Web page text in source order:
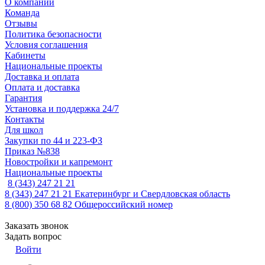
О компании
Команда
Отзывы
Политика безопасности
Условия соглашения
Кабинеты
Национальные проекты
Доставка и оплата
Оплата и доставка
Гарантия
Установка и поддержка 24/7
Контакты
Для школ
Закупки по 44 и 223-ФЗ
Приказ №838
Новостройки и капремонт
Национальные проекты
8 (343) 247 21 21
8 (343) 247 21 21 Екатеринбург и Свердловская область
8 (800) 350 68 82 Общероссийский номер
Заказать звонок
Задать вопрос
Войти